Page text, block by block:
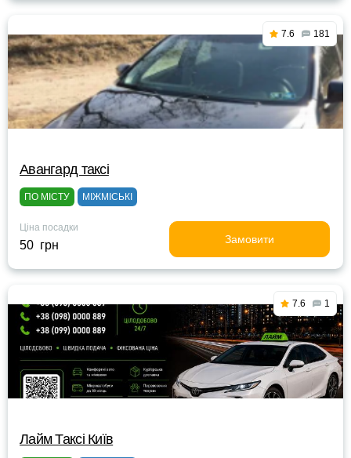
7.6 181
Авангард таксі
ПО МІСТУ МІЖМІСЬКІ
Ціна посадки
50 грн Замовити
7.6 1
Лайм Таксі Київ